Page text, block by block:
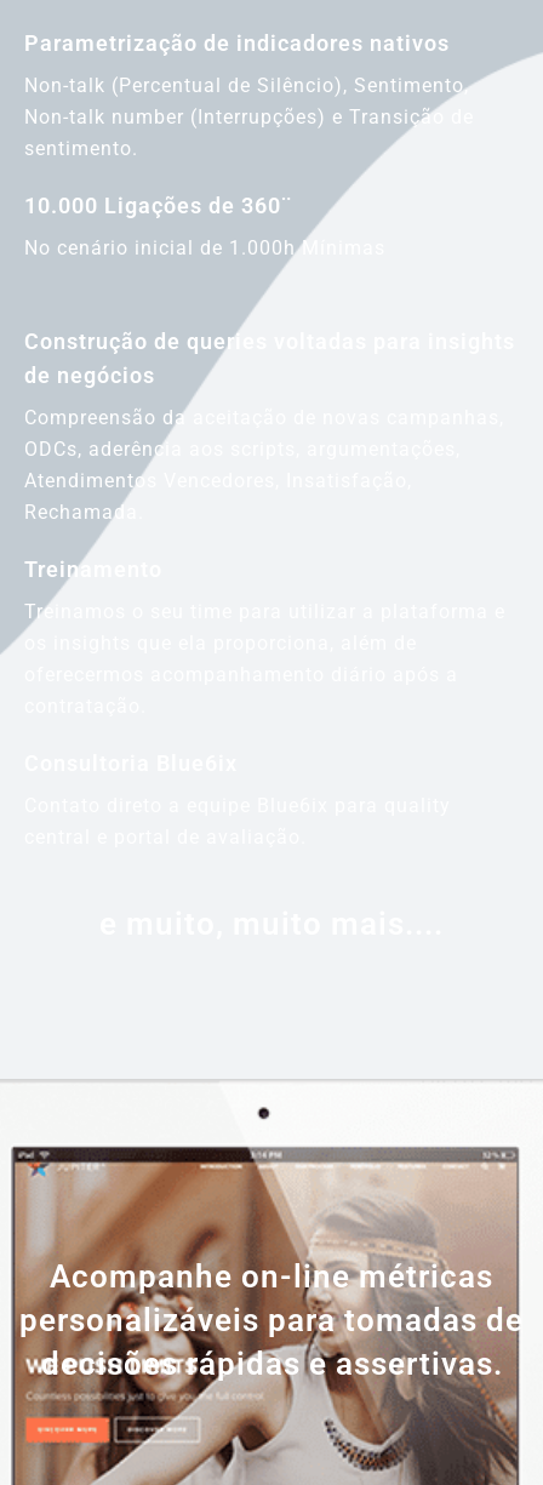
Parametrização de indicadores nativos
Non-talk (Percentual de Silêncio), Sentimento,
Non-talk number (Interrupções) e Transição de
sentimento.
10.000 Ligações de 360¨
No cenário inicial de 1.000h Mínimas
Construção de queries voltadas para insights
de negócios
Compreensão da aceitação de novas campanhas,
ODCs, aderência aos scripts, argumentações,
Atendimentos Vencedores, Insatisfação,
Rechamada.
Treinamento
Treinamos o seu time para utilizar a plataforma e
Acompanhe on-line métricas
personalizáveis para tomadas de
decisões rápidas e assertivas.